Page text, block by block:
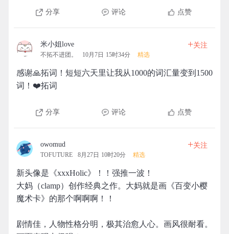
分享 评论 点赞
米小姐love
不拓不进团。 10月7日 15时34分 精选
+关注
感谢🙏拓词！短短六天里让我从1000的词汇量变到1500
词！❤️拓词
分享 评论 点赞
owomud
TOFUTURE 8月27日 10时20分 精选
+关注
新头像是《xxxHolic》！！强推一波！
大妈（clamp）创作经典之作。大妈就是画《百变小樱
魔术卡》的那个啊啊啊！！
剧情佳，人物性格分明，极其治愈人心。画风很耐看。